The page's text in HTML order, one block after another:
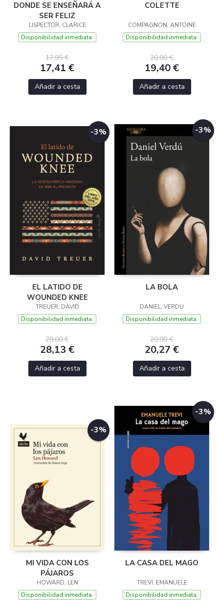
DONDE SE ENSEÑARÁ A
SER FELIZ
LISPECTOR, CLARICE
Disponibilidad inmediata.
17,95 €
17,41 €
Añadir a cesta
COLETTE
COMPAGNON, ANTOINE
Disponibilidad inmediata.
20,00 €
19,40 €
Añadir a cesta
-3%
EL LATIDO DE
WOUNDED KNEE
TREUER, DAVID
Disponibilidad inmediata.
29,00 €
28,13 €
Añadir a cesta
-3%
LA BOLA
DANIEL, VERDU
Disponibilidad inmediata.
20,90 €
20,27 €
Añadir a cesta
-3%
MI VIDA CON LOS
PÁJAROS
HOWARD, LEN
Disponibilidad inmediata.
-3%
LA CASA DEL MAGO
TREVI, EMANUELE
Disponibilidad inmediata.